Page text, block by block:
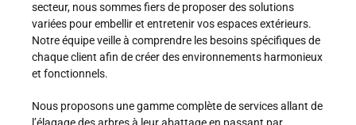
secteur, nous sommes fiers de proposer des solutions
variées pour embellir et entretenir vos espaces extérieurs.
Notre équipe veille à comprendre les besoins spécifiques de
chaque client afin de créer des environnements harmonieux
et fonctionnels.
Nous proposons une gamme complète de services allant de